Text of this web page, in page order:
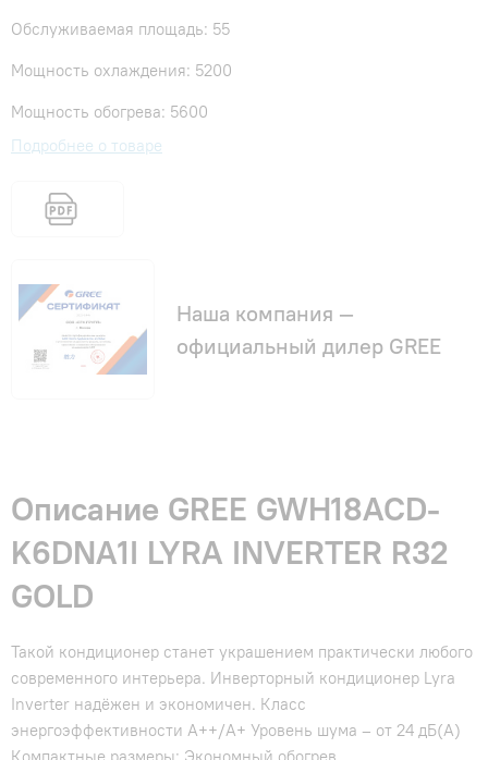
Обслуживаемая площадь: 55
Мощность охлаждения: 5200
Мощность обогрева: 5600
Подробнее о товаре
Наша компания —
официальный дилер GREE
Описание GREE GWH18ACD-
K6DNA1I LYRA INVERTER R32
GOLD
Такой кондиционер станет украшением практически любого
современного интерьера. Инверторный кондиционер Lyra
Inverter надёжен и экономичен. Класс
энергоэффективности А++/А+ Уровень шума – от 24 дБ(А)